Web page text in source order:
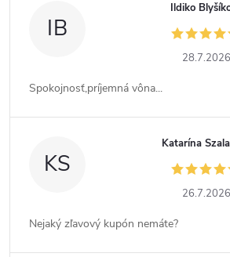
IB
Ildiko
28.7.2026
Spokojnosť,príjemná vôna...
KS
Katarína
26.7.2026
Nejaký zľavový kupón nemáte?